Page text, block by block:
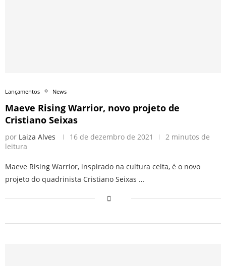
Lançamentos News
Maeve Rising Warrior, novo projeto de
Cristiano Seixas
por Laiza Alves 16 de dezembro de 2021
2 minutos de
leitura
Maeve Rising Warrior, inspirado na cultura celta, é o novo
projeto do quadrinista Cristiano Seixas …